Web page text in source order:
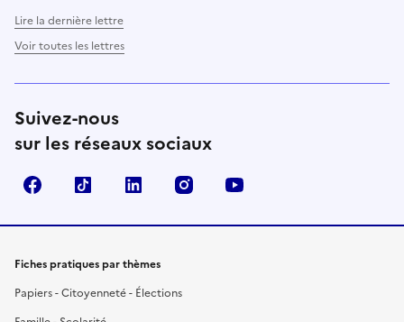
Lire la dernière lettre
Voir toutes les lettres
Suivez-nous
sur les réseaux sociaux
FacebookTikTok LinkedIn Instagram
Fiches pratiques par thèmes
Papiers - Citoyenneté - Élections